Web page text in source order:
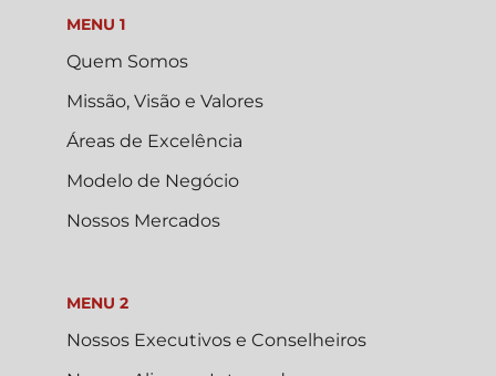
MENU 1
Quem Somos
Missão, Visão e Valores
Áreas de Excelência
Modelo de Negócio
Nossos Mercados
MENU 2
Nossos Executivos e Conselheiros